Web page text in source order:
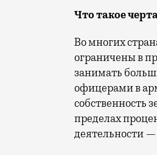
Что такое
Во многих
ограничены в
занимать
офицерами в
собственность
пределах
деятельности